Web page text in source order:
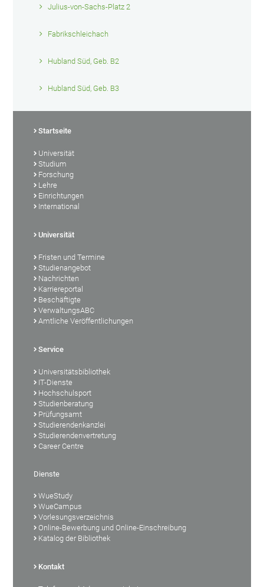
Julius-von-Sachs-Platz 2
Fabrikschleichach
Hubland Süd, Geb. B2
Hubland Süd, Geb. B3
Startseite
Universität
Studium
Forschung
Lehre
Einrichtungen
International
Universität
Fristen und Termine
Studienangebot
Nachrichten
Karriereportal
Beschäftigte
VerwaltungsABC
Amtliche Veröffentlichungen
Service
Universitätsbibliothek
IT-Dienste
Hochschulsport
Studienberatung
Prüfungsamt
Studierendenkanzlei
Studierendenvertretung
Career Centre
Dienste
WueStudy
WueCampus
Vorlesungsverzeichnis
Online-Bewerbung und Online-Einschreibung
Katalog der Bibliothek
Kontakt